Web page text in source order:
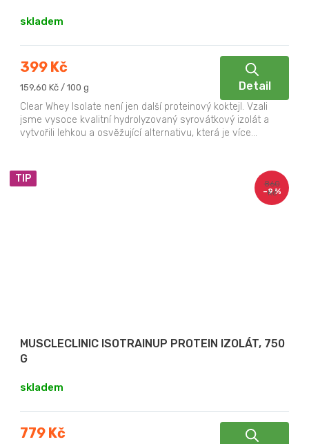
skladem
399 Kč
Měrná
159,60 Kč / 100 g Detail
Clear Whey Isolate není jen další proteinový koktejl. Vzali
jsme vysoce kvalitní hydrolyzovaný syrovátkový izolát a
vytvořili lehkou a osvěžující alternativu, která je více...
TIP
860
Kč
–9 %
MUSCLECLINIC ISOTRAINUP PROTEIN IZOLÁT, 750
G
skladem
779 Kč